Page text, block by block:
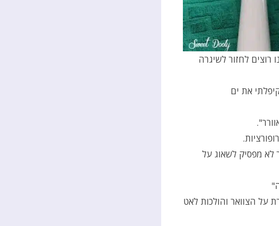
רוצים לחזור לשיגרה
את ים
לא מפסיק לשאוג על
הצוואר והולכות לאט